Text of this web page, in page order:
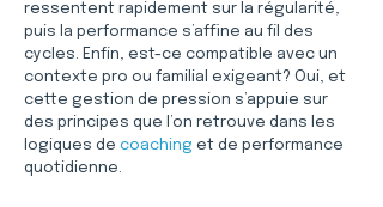
ressentent rapidement sur la régularité,
puis la performance s’affine au fil des
cycles. Enfin, est-ce compatible avec un
contexte pro ou familial exigeant? Oui, et
cette gestion de pression s’appuie sur
des principes que l’on retrouve dans les
logiques de coaching et de performance
quotidienne.